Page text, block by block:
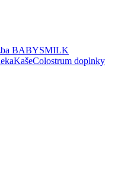
BABYSMILK
KašeColostrum doplnky